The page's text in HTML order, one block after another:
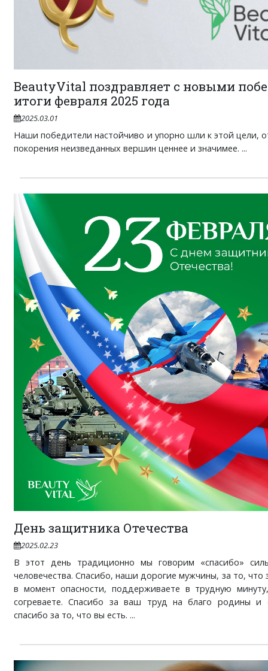
BeautyVital поздравляет с новыми
итоги февраля 2025 года
2025.03.01
Наши победители настойчиво и упорно шли к этой цели,
покорения неизведанных вершин ценнее и значимее. ...
День защитника Отечества
2025.02.23
В этот день традиционно мы говорим «спасибо»
человечества. Спасибо, наши дорогие мужчины, за то,
в момент опасности, поддерживаете в трудную
согреваете. Спасибо за ваш труд на благо родины и
спасибо за то, что вы есть. ...